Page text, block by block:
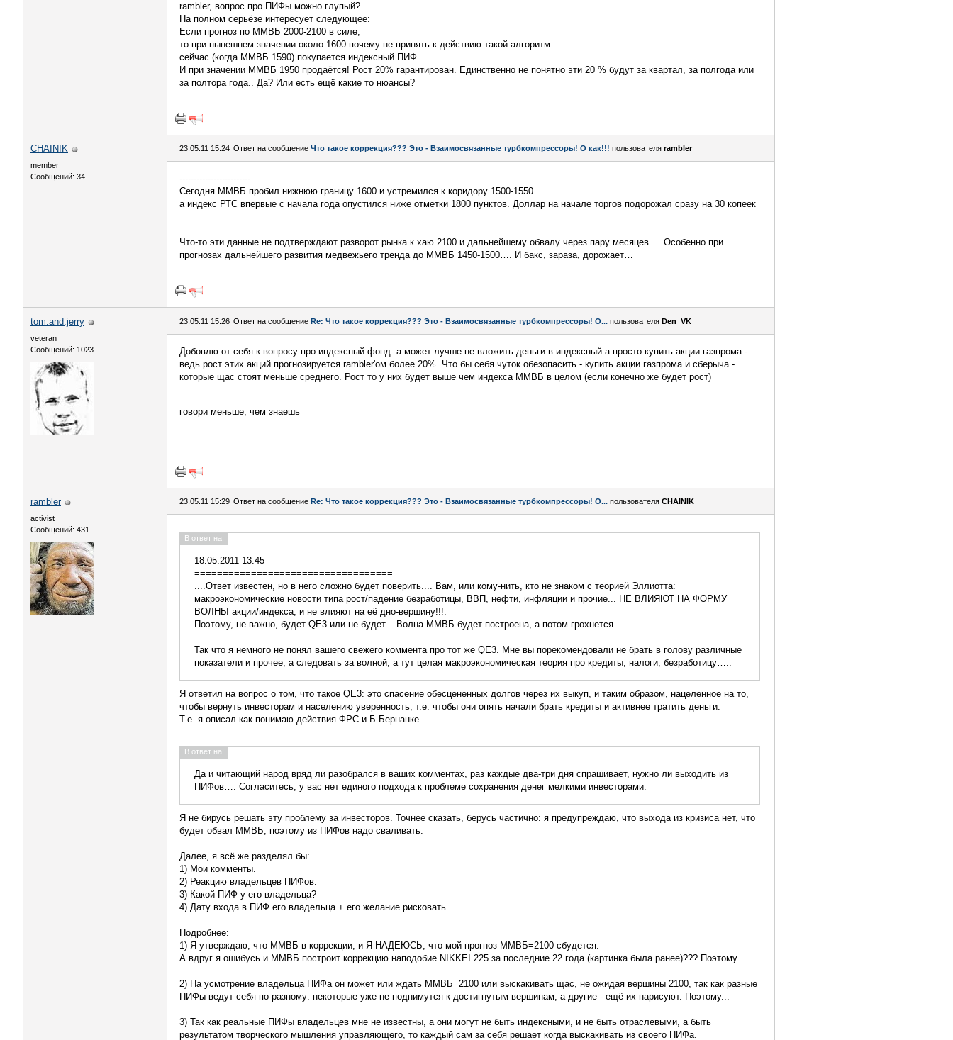
rambler, вопрос про ПИФы можно глупый?
На полном серьёзе интересует следующее:
Если прогноз по ММВБ 2000-2100 в силе,
то при нынешнем значении около 1600 почему не принять к действию такой алгоритм:
сейчас (когда ММВБ 1590) покупается индексный ПИФ.
И при значении ММВБ 1950 продаётся! Рост 20% гарантирован. Единственно не понятно эти 20 % будут за квартал, за полгода или
за полтора года.. Да? Или есть ещё какие то нюансы?
CHAINIK
member
Сообщений: 34
23.05.11 15:24 Ответ на сообщение Что такое коррекция??? Это - Взаимосвязанные турбкомпрессоры! О как!!! пользователя rambler
-------------------------
Сегодня ММВБ пробил нижнюю границу 1600 и устремился к коридору 1500-1550….
а индекс РТС впервые с начала года опустился ниже отметки 1800 пунктов. Доллар на начале торгов подорожал сразу на 30 копеек
===============
Что-то эти данные не подтверждают разворот рынка к хаю 2100 и дальнейшему обвалу через пару месяцев…. Особенно при
прогнозах дальнейшего развития медвежьего тренда до ММВБ 1450-1500…. И бакс, зараза, дорожает…
tom.and.jerry
veteran
Сообщений: 1023
23.05.11 15:26 Ответ на сообщение Re: Что такое коррекция??? Это - Взаимосвязанные турбкомпрессоры! О... пользователя Den_VK
Добовлю от себя к вопросу про индексный фонд: а может лучше не вложить деньги в индексный а просто купить акции газпрома -
ведь рост этих акций прогнозируется rambler'ом более 20%. Что бы себя чуток обезопасить - купить акции газпрома и сберыча -
которые щас стоят меньше среднего. Рост то у них будет выше чем индекса ММВБ в целом (если конечно же будет рост)
говори меньше, чем знаешь
rambler
activist
Сообщений: 431
23.05.11 15:29 Ответ на сообщение Re: Что такое коррекция??? Это - Взаимосвязанные турбкомпрессоры! О... пользователя CHAINIK
В ответ на:
18.05.2011 13:45
===================================
....Ответ известен, но в него сложно будет поверить.... Вам, или кому-нить, кто не знаком с теорией Эллиотта:
макроэкономические новости типа рост/падение безработицы, ВВП, нефти, инфляции и прочие... НЕ ВЛИЯЮТ НА ФОРМУ
ВОЛНЫ акции/индекса, и не влияют на её дно-вершину!!!.
Поэтому, не важно, будет QE3 или не будет... Волна ММВБ будет построена, а потом грохнется……
Так что я немного не понял вашего свежего коммента про тот же QE3. Мне вы порекомендовали не брать в голову различные
показатели и прочее, а следовать за волной, а тут целая макроэкономическая теория про кредиты, налоги, безработицу…..
Я ответил на вопрос о том, что такое QE3: это спасение обесцененных долгов через их выкуп, и таким образом, нацеленное на то,
чтобы вернуть инвесторам и населению уверенность, т.е. чтобы они опять начали брать кредиты и активнее тратить деньги.
Т.е. я описал как понимаю действия ФРС и Б.Бернанке.
В ответ на:
Да и читающий народ вряд ли разобрался в ваших комментах, раз каждые два-три дня спрашивает, нужно ли выходить из
ПИФов…. Согласитесь, у вас нет единого подхода к проблеме сохранения денег мелкими инвесторами.
Я не бирусь решать эту проблему за инвесторов. Точнее сказать, берусь частично: я предупреждаю, что выхода из кризиса нет, что
будет обвал ММВБ, поэтому из ПИФов надо сваливать.
Далее, я всё же разделял бы:
1) Мои комменты.
2) Реакцию владельцев ПИФов.
3) Какой ПИФ у его владельца?
4) Дату входа в ПИФ его владельца + его желание рисковать.
Подробнее:
1) Я утверждаю, что ММВБ в коррекции, и Я НАДЕЮСЬ, что мой прогноз ММВБ=2100 сбудется.
А вдруг я ошибусь и ММВБ построит коррекцию наподобие NIKKEI 225 за последние 22 года (картинка была ранее)??? Поэтому....
2) На усмотрение владельца ПИФа он может или ждать ММВБ=2100 или выскакивать щас, не ожидая вершины 2100, так как разные
ПИФы ведут себя по-разному: некоторые уже не поднимутся к достигнутым вершинам, а другие - ещё их нарисуют. Поэтому...
3) Так как реальные ПИФы владельцев мне не известны, а они могут не быть индексными, и не быть отраслевыми, а быть
результатом творческого мышления управляющего, то каждый сам за себя решает когда выскакивать из своего ПИФа.